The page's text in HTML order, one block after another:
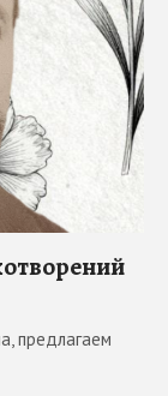
предлагаем